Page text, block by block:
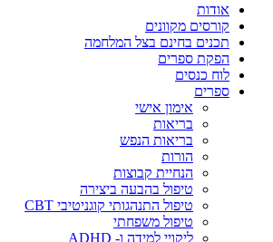
אודות
קורסים מקוונים
תכנים בחינם בצל המלחמה
הפקת ספרים
לוח כנסים
ספרים
אימון אישי
בריאות
בריאות הנפש
הורות
הנחיית קבוצות
טיפול בהבעה ביצירה
טיפול התנהגותי קוגניטיבי CBT
טיפול משפחתי
ליקויי למידה ו- ADHD